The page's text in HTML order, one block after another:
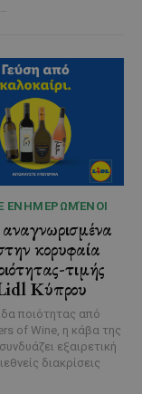
ΕΝΗΜΕΡΩΜΈΝΟΙ
κορυφαία
τιμής
Κύπρου
ποιότητας από
of Wine, η κάβα της
εξαιρετική
διακρίσεις